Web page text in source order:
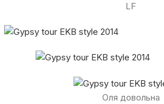
LF
Оля довольна